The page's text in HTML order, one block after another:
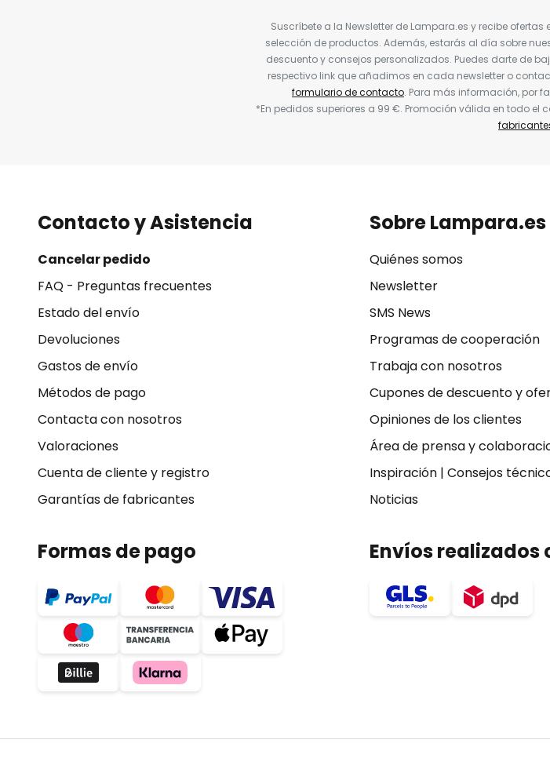
Suscríbete a la Newsletter de Lampara.es y recibe
selección de productos. Además, estarás al día sobre
descuento y consejos personalizados. Puedes darte de
respectivo link que añadimos en cada newsletter o
formulario de contacto. Para más información, por
*En pedidos superiores a 99 €. Promoción válida en todo
Contacto y Asistencia
Cancelar pedido
FAQ - Preguntas frecuentes
Estado del envío
Devoluciones
Gastos de envío
Métodos de pago
Contacta con nosotros
Valoraciones
Cuenta de cliente y registro
Garantías de fabricantes
Sobre Lampara.es
Quiénes somos
Newsletter
SMS News
Programas de cooperación
Trabaja con nosotros
Cupones de descuento y
Opiniones de los clientes
Área de prensa y
Inspiración| Consejos
Noticias
Formas de pago Envíos realizados